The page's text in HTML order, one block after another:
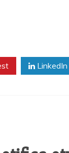
LinkedIn